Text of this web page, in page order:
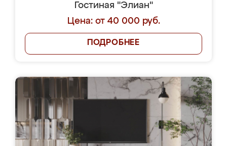
Гостиная "Элиан"
Цена: от 40 000 руб.
ПОДРОБНЕЕ